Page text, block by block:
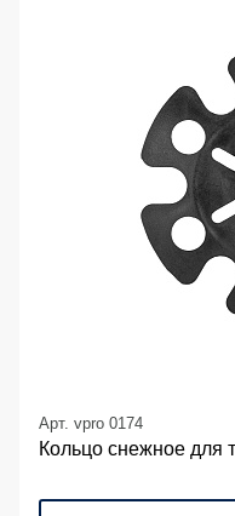
Арт. vpro 0174
Кольцо снежное для